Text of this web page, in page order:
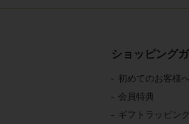
ショッピング
初めてのお客様へ
会員特典
ギフトラッピン